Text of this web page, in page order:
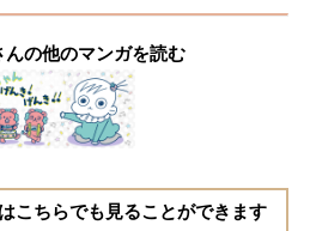
の他のマンガを読む
こちらでも見ることができます